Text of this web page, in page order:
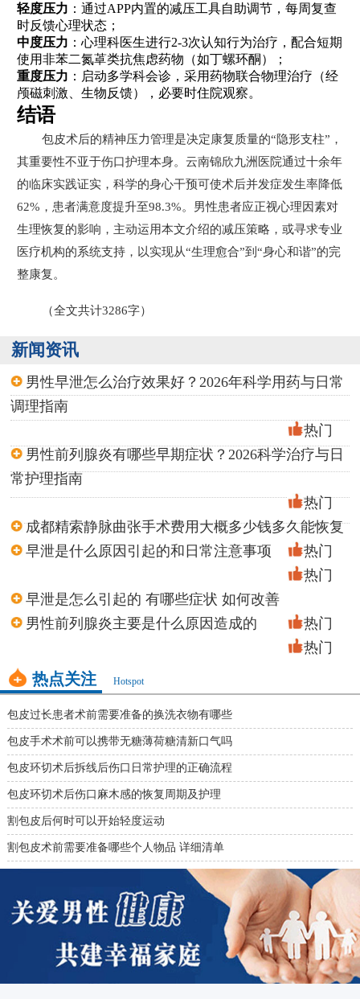
轻度压力 ：通过APP内置的减压工具自助调节，每周复查
时反馈心理状态；
中度压力 ：心理科医生进行2-3次认知行为治疗，配合短期
使用非苯二氮䓬类抗焦虑药物（如丁螺环酮）；
重度压力 ：启动多学科会诊，采用药物联合物理治疗（经
颅磁刺激、生物反馈），必要时住院观察。
结语
包皮术后的精神压力管理是决定康复质量的“隐形支柱”，
其重要性不亚于伤口护理本身。云南锦欣九洲医院通过十余年
的临床实践证实，科学的身心干预可使术后并发症发生率降低
62%，患者满意度提升至98.3%。男性患者应正视心理因素对
生理恢复的影响，主动运用本文介绍的减压策略，或寻求专业
医疗机构的系统支持，以实现从“生理愈合”到“身心和谐”的完
整康复。
（全文共计3286字）
新闻资讯
男性早泄怎么治疗效果好？2026年科学用药与日常
调理指南
热门
男性前列腺炎有哪些早期症状？2026科学治疗与日
常护理指南
热门
成都精索静脉曲张手术费用大概多少钱多久能恢复
热门
早泄是什么原因引起的和日常注意事项
热门
早泄是怎么引起的 有哪些症状 如何改善
热门
男性前列腺炎主要是什么原因造成的
热门
热点关注 Hotspot
包皮过长患者术前需要准备的换洗衣物有哪些
包皮手术术前可以携带无糖薄荷糖清新口气吗
包皮环切术后拆线后伤口日常护理的正确流程
包皮环切术后伤口麻木感的恢复周期及护理
割包皮后何时可以开始轻度运动
割包皮术前需要准备哪些个人物品 详细清单